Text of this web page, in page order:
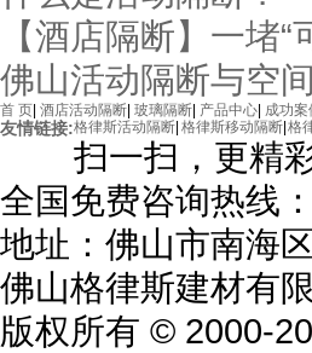
【酒店隔断】一堵“
佛山活动隔断与空
首 页 酒店活动隔断 玻璃隔断 产品中心 成功案
友情链接:格律斯活动隔断 格律斯移动隔断| 格
扫一扫，更精
全国免费咨询热线
地址：佛山市南海
佛山格律斯建材有
版权所有 © 2000-